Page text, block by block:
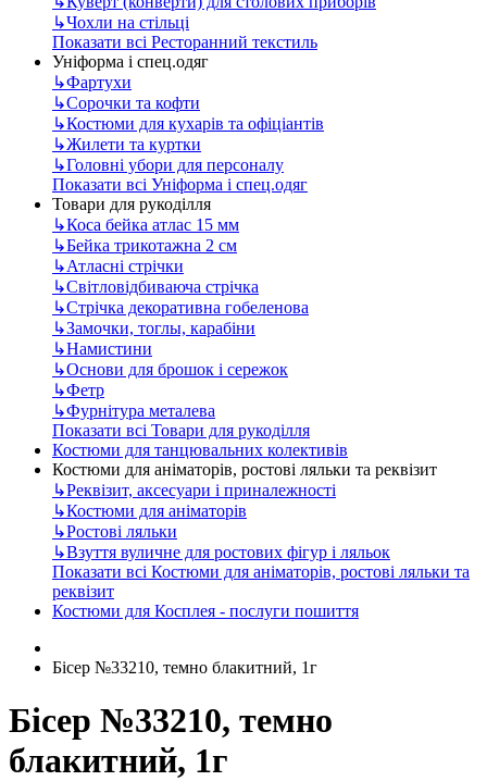
↳Чохли на стільці
Показати всі Ресторанний текстиль
Уніформа і спец.одяг
↳Фартухи
↳Сорочки та кофти
↳Костюми для кухарів та офіціантів
↳Жилети та куртки
↳Головні убори для персоналу
Показати всі Уніформа і спец.одяг
Товари для рукоділля
↳Коса бейка атлас 15 мм
↳Бейка трикотажна 2 см
↳Атласні стрічки
↳Світловідбиваюча стрічка
↳Стрічка декоративна гобеленова
↳Замочки, тоглы, карабіни
↳Намистини
↳Основи для брошок і сережок
↳Фетр
↳Фурнітура металева
Показати всі Товари для рукоділля
Костюми для танцювальних колективів
Костюми для аніматорів, ростові ляльки та реквізит
↳Реквізит, аксесуари і приналежності
↳Костюми для аніматорів
↳Ростові ляльки
↳Взуття вуличне для ростових фігур і ляльок
Показати всі Костюми для аніматорів, ростові ляльки та
реквізит
Костюми для Косплея - послуги пошиття
Бісер №33210, темно блакитний, 1г
Бісер №33210, темно
блакитний, 1г